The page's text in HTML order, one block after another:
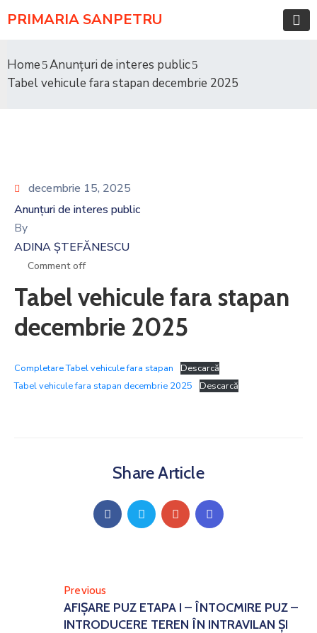
PRIMARIA SANPETRU
Home
Anunțuri de interes public
Tabel vehicule fara stapan decembrie 2025
decembrie 15, 2025
Anunțuri de interes public
By
ADINA ȘTEFĂNESCU
Comment off
Tabel vehicule fara stapan
decembrie 2025
Completare Tabel vehicule fara stapan
Descarcă
Tabel vehicule fara stapan decembrie 2025
Descarcă
Share Article
Previous
AFIȘARE PUZ ETAPA I – ÎNTOCMIRE PUZ –
INTRODUCERE TEREN ÎN INTRAVILAN ȘI